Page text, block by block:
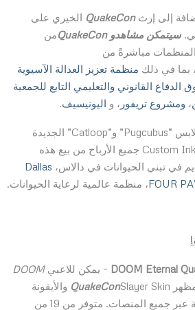
إلى إرثQuakeCon الخيري على
سيتمكن مشاهدوQuakeConمن
المنظمات مباشرةً من
بما في ذلك منظمة تعزيز العدالة الآسيوية
الدفاع القانوني والتعليمي التابع للجمعية
، ومشروع تريفور ، و اليونيسيف
ملابس “Pugcubus” و”Catloop” الجديدة
والحصرية للبيع. ستقسم Custom Ink جميع الأرباح من بيع هذه
في تبني الحيوانات في دالاس، Dallas
FOUR، منظمة عالمية لرعاية الحيوانات.
DOOM Eternal – يمكن للاعبيDOOM
QuakeCon Slayer Skin والأيقونة
وشارة اللاعب المجانية عبر جميع المنصات. متوفر من 19 من